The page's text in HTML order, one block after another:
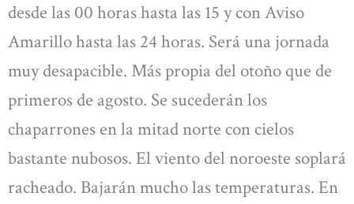
desde las 00 horas hasta las 15 y con Aviso
Amarillo hasta las 24 horas. Será una jornada
muy desapacible. Más propia del otoño que de
primeros de agosto. Se sucederán los
chaparrones en la mitad norte con cielos
bastante nubosos. El viento del noroeste soplará
racheado. Bajarán mucho las temperaturas. En